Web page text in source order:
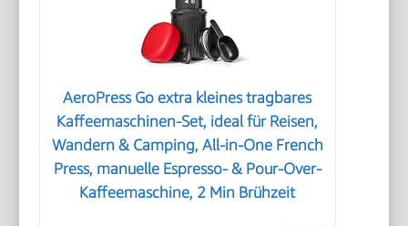
AeroPress Go extra kleines tragbares
Kaffeemaschinen-Set, ideal für Reisen,
Wandern & Camping, All-in-One French
Press, manuelle Espresso- & Pour-Over-
Kaffeemaschine, 2 Min Brühzeit